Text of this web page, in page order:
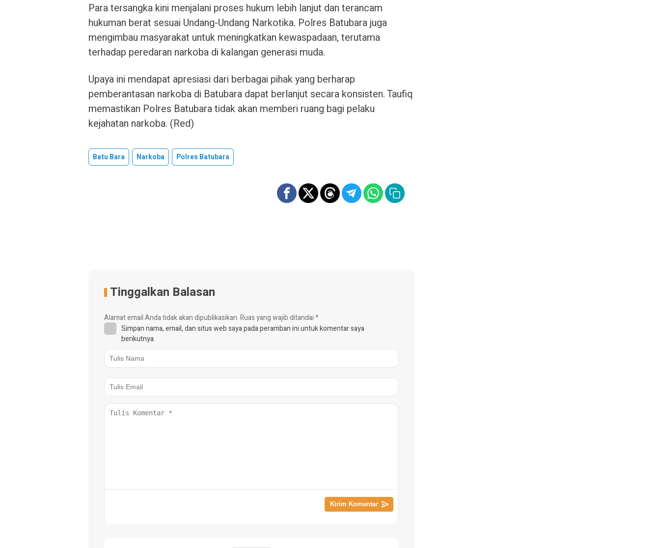
Para tersangka kini menjalani proses hukum lebih lanjut dan terancam
hukuman berat sesuai Undang-Undang Narkotika. Polres Batubara juga
mengimbau masyarakat untuk meningkatkan kewaspadaan, terutama
terhadap peredaran narkoba di kalangan generasi muda.
Upaya ini mendapat apresiasi dari berbagai pihak yang berharap
pemberantasan narkoba di Batubara dapat berlanjut secara konsisten. Taufiq
memastikan Polres Batubara tidak akan memberi ruang bagi pelaku
kejahatan narkoba. (Red)
Batu Bara Narkoba Polres Batubara
Tinggalkan Balasan
Alamat email Anda tidak akan dipublikasikan.Ruas yang wajib ditandai*
Simpan nama, email, dan situs web saya pada peramban ini untuk komentar saya
berikutnya.